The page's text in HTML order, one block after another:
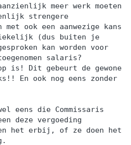
meer werk moeten
strengere
met ook een aanwezige kans
(dus buiten je
kan worden voor
salaris?
is! Dit gebeurt de gewone
En ook nog eens zonder
eens die Commissaris
deze vergoeding
het erbij, of ze doen het